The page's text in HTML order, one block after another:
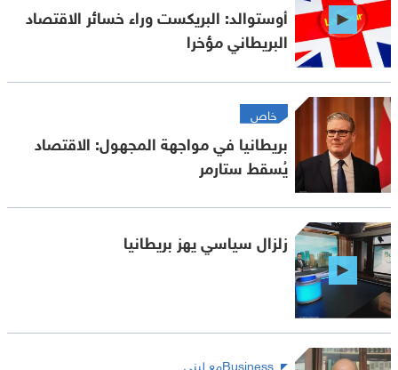
أوستوالد: البريكست وراء خسائر الاقتصاد
البريطاني مؤخرا
خاص
بريطانيا في مواجهة المجهول: الاقتصاد
يُسقط ستارمر
زلزال سياسي يهز بريطانيا
Businessمع لبنى